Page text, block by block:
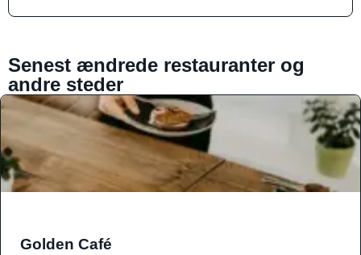
Senest ændrede restauranter og
andre steder
Golden Café